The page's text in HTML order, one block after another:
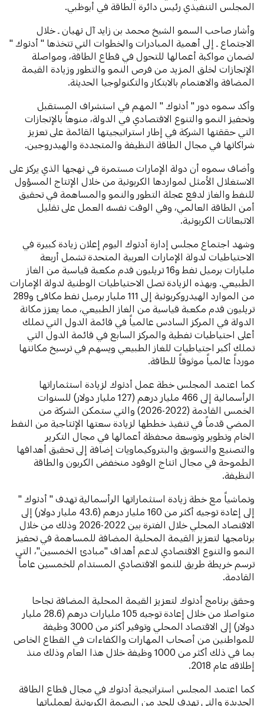
المجلس التنفيذي رئيس دائرة الطاقة في أبوظبي.
وأشار صاحب السمو الشيخ محمد بن زايد آل نهيان ـ خلال
الاجتماع ـ إلى أهمية المبادرات والخطوات التي تتخذها " أدنوك "
لضمان مواكبة أعمالها للتحول في قطاع الطاقة، ومواصلة
الإنجازات لخلق المزيد من فرص النمو والتطور وزيادة القيمة
المضافة والاهتمام بالابتكار والتكنولوجيا الحديثة.
وأكد سموه دور " أدنوك " المهم في استشراف المستقبل
وتحفيز النمو والتنوع الاقتصادي في الدولة، منوهاً بالإنجازات
التي حققتها الشركة في إطار استراتيجيتها القائمة على تعزيز
شراكاتها في مجال الطاقة النظيفة والمتجددة والهيدروجين.
وأضاف سموه أن دولة الإمارات مستمرة في نهجها الذي يركز على
الاستغلال الأمثل لمواردها الكربونية من خلال الإنتاج المسؤول
للنفط والغاز لدفع عجلة التطور والنمو والمساهمة في تحقيق
أمن الطاقة العالمي، وفي الوقت نفسه العمل على تقليل
الانبعاثات الكربونية.
وشهد اجتماع مجلس إدارة أدنوك اليوم إعلان زيادة كبيرة في
الاحتياطيات لدولة الإمارات العربية المتحدة تشمل أربعة
مليارات برميل نفط و16 تريليون قدم مكعبة قياسية من الغاز
الطبيعي. وبهذه الزيادة تصل الاحتياطيات الوطنية لدولة الإمارات
من الموارد الهيدروكربونية إلى 111 مليار برميل نفط مكافئ و289
تريليون قدم مكعبة قياسية من الغاز الطبيعي، مما يعزز مكانة
الدولة في المركز السادس عالمياً في قائمة الدول التي تملك
أعلى احتياطيات نفطية والمركز السابع في قائمة الدول التي
تملك أكبر احتياطيات للغاز الطبيعي ويسهم في ترسيخ مكانتها
مورداً عالمياً موثوقاً للطاقة.
كما اعتمد المجلس خطة عمل أدنوك لزيادة استثماراتها
الرأسمالية إلى 466 مليار درهم (127 مليار دولار) للسنوات
الخمس القادمة (2022-2026) والتي ستمكن الشركة من
المضي قدماً في تنفيذ خططها لزيادة سعتها الإنتاجية من النفط
الخام وتطوير وتوسعة محفظة أعمالها في مجال التكرير
والتصنيع والتسويق والبتروكيماويات إضافة إلى تحقيق أهدافها
الطموحة في مجال انتاج الوقود منخفض الكربون والطاقة
النظيفة.
وتماشياً مع خطة زيادة استثماراتها الرأسمالية تهدف " أدنوك "
إلى إعادة توجيه أكثر من 160 مليار درهم (43.6 مليار دولار) إلى
الاقتصاد المحلي خلال الفترة بين 2022-2026 وذلك من خلال
برنامجها لتعزيز القيمة المحلية المضافة للمساهمة في تحفيز
النمو والتنوع الاقتصادي لدعم أهداف "مبادئ الخمسين"، التي
ترسم خريطة طريق للنمو الاقتصادي المستدام للخمسين عاماً
القادمة.
وحقق برنامج أدنوك لتعزيز القيمة المحلية المضافة نجاحا
متواصلا من خلال إعادة توجيه 105 مليارات درهم (28.6 مليار
دولار) إلى الاقتصاد المحلي وتوفير أكثر من 3000 وظيفة
للمواطنين من أصحاب المهارات والكفاءات في القطاع الخاص
بما في ذلك أكثر من 1000 وظيفة خلال هذا العام وذلك منذ
إطلاقه عام 2018.
كما اعتمد المجلس استراتيجية أدنوك في مجال قطاع الطاقة
الجديدة والتي تهدف للحد من البصمة الكربونية لعملياتها